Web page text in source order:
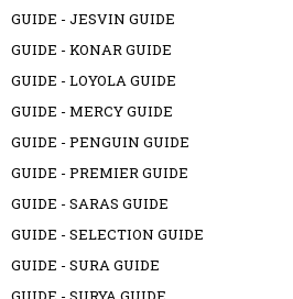
GUIDE - JESVIN GUIDE
GUIDE - KONAR GUIDE
GUIDE - LOYOLA GUIDE
GUIDE - MERCY GUIDE
GUIDE - PENGUIN GUIDE
GUIDE - PREMIER GUIDE
GUIDE - SARAS GUIDE
GUIDE - SELECTION GUIDE
GUIDE - SURA GUIDE